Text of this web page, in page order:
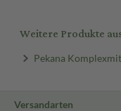
Weitere Produkte
Pekana
Versandarten